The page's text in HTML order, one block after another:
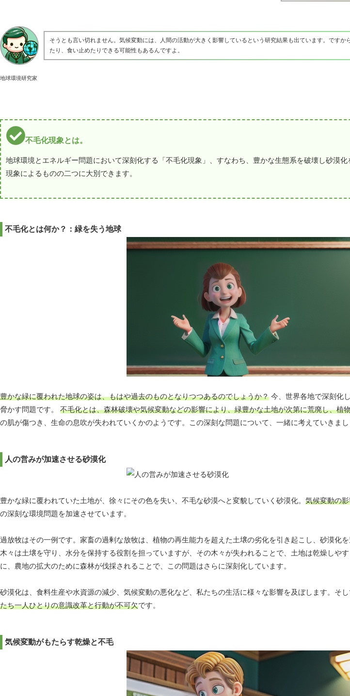
地球環境研究家
そうとも言い切れません。気候変動には、人間の活動が大きく影響しているという研究結果も出ています。です
たり、食い止めたりできる可能性もあるんですよ。
不毛化現象とは。
地球環境とエネルギー問題において深刻化する「不毛化現象」、すなわち、豊かな生態系を破壊し砂漠
現象によるものの二つに大別できます。
不毛化とは何か？：緑を失う地球
豊かな緑に覆われた地球の姿は、もはや過去のものとなりつつあるのでしょうか？ 今、世界各地で深刻化
脅かす問題です。 不毛化とは、森林破壊や気候変動などの影響により、緑豊かな土地が次第に荒廃し、植
の肌が傷つき、生命の息吹が失われていくかのようです。この深刻な問題について、一緒に考えていきまし
人の営みが加速させる砂漠化
豊かな緑に覆われていた土地が、徐々にその色を失い、不毛な砂漠へと変貌していく砂漠化。 気候変動の
の深刻な環境問題を加速させています。
過放牧はその一例です。家畜の過剰な放牧は、植物の再生能力を超えた土壌の劣化を引き起こし、砂漠化
木々は土壌を守り、水分を保持する役割を担っていますが、その木々が失われることで、土地は乾燥しや
に、農地の拡大のために森林が伐採されることで、この問題はさらに深刻化しています。
砂漠化は、食料生産や水資源の減少、気候変動の悪化など、私たちの生活に様々な影響を及ぼします。そし
たち一人ひとりの意識改革と行動が不可欠です。
気候変動がもたらす乾燥と不毛